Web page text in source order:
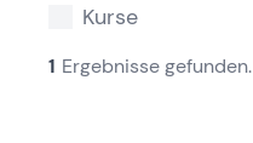
Kurse
1 Ergebnisse gefunden.